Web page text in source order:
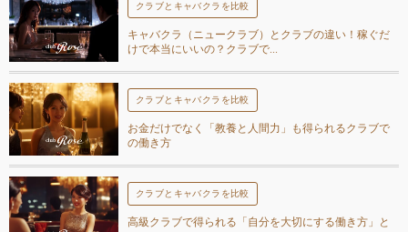
クラブとキャバクラを比較
キャバクラ（ニュークラブ）とクラブの違い！稼ぐだ
けで本当にいいの？クラブで...
クラブとキャバクラを比較
お金だけでなく「教養と人間力」も得られるクラブで
の働き方
クラブとキャバクラを比較
高級クラブで得られる「自分を大切にする働き方」と